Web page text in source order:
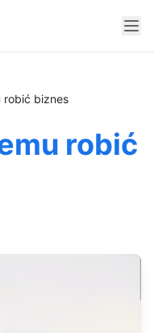
robić biznes
robić